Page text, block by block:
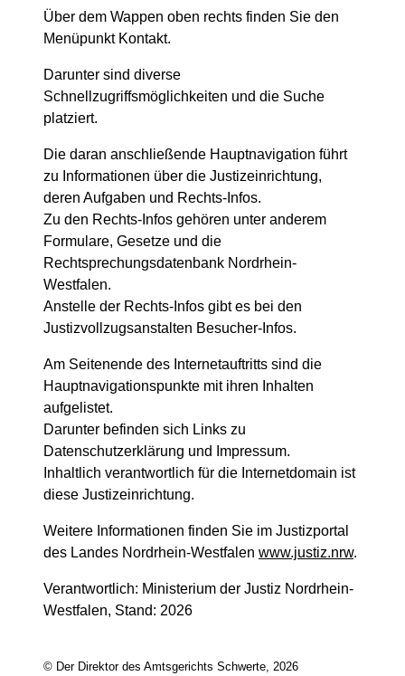
Über dem Wappen oben rechts finden Sie den
Menüpunkt Kontakt.
Darunter sind diverse
Schnellzugriffsmöglichkeiten und die Suche
platziert.
Die daran anschließende Hauptnavigation führt
zu Informationen über die Justizeinrichtung,
deren Aufgaben und Rechts-Infos.
Zu den Rechts-Infos gehören unter anderem
Formulare, Gesetze und die
Rechtsprechungsdatenbank Nordrhein-
Westfalen.
Anstelle der Rechts-Infos gibt es bei den
Justizvollzugsanstalten Besucher-Infos.
Am Seitenende des Internetauftritts sind die
Hauptnavigationspunkte mit ihren Inhalten
aufgelistet.
Darunter befinden sich Links zu
Datenschutzerklärung und Impressum.
Inhaltlich verantwortlich für die Internetdomain ist
diese Justizeinrichtung.
Weitere Informationen finden Sie im Justizportal
des Landes Nordrhein-Westfalen www.justiz.nrw.
Verantwortlich: Ministerium der Justiz Nordrhein-
Westfalen, Stand: 2026
© Der Direktor des Amtsgerichts Schwerte, 2026